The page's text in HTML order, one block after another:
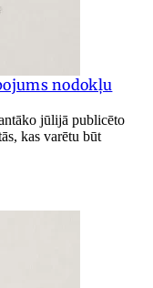
nodokļu
jūlijā publicēto
kas varētu būt